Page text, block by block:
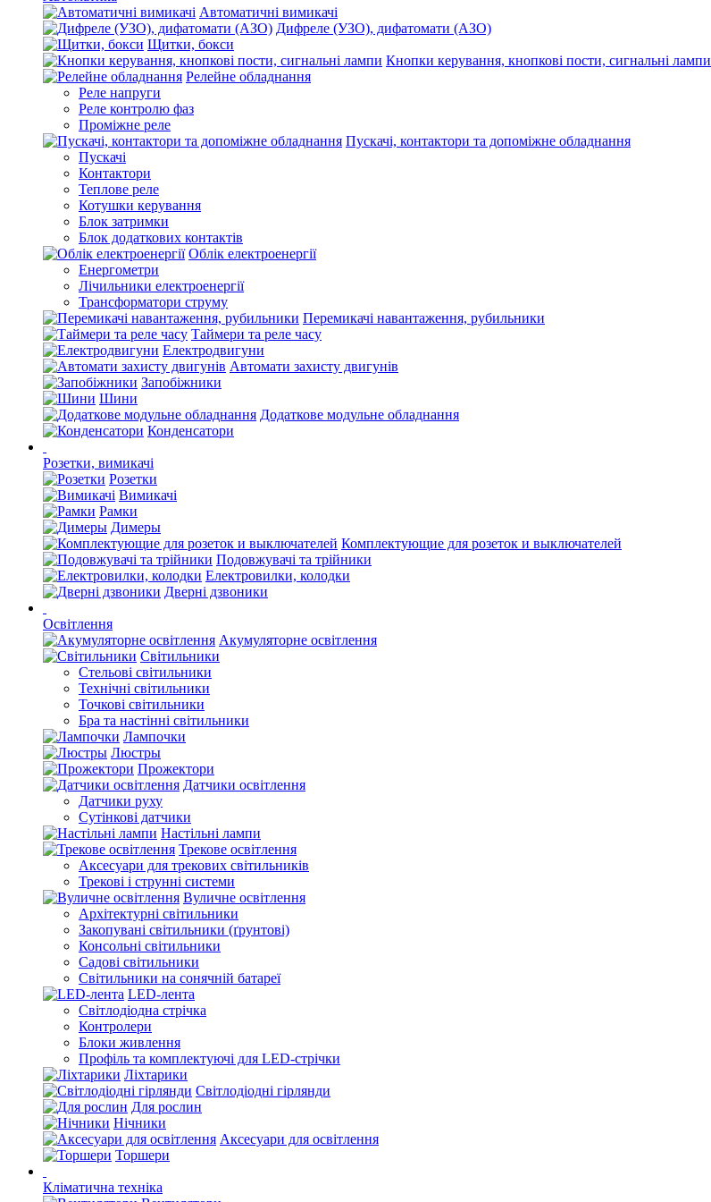
Автоматичні вимикачі
Дифреле (УЗО), дифатомати (АЗО)
Щитки, бокси
Кнопки керування, кнопкові пости, сигнальні лампи
Релейне обладнання
Реле напруги
Реле контролю фаз
Проміжне реле
Пускачі, контактори та допоміжне обладнання
Пускачі
Контактори
Теплове реле
Котушки керування
Блок затримки
Блок додаткових контактів
Облік електроенергії
Енергометри
Лічильники електроенергії
Трансформатори струму
Перемикачі навантаження, рубильники
Таймери та реле часу
Електродвигуни
Автомати захисту двигунів
Запобіжники
Шини
Додаткове модульне обладнання
Конденсатори
Розетки, вимикачі
Розетки
Вимикачі
Рамки
Димеры
Комплектующие для розеток и выключателей
Подовжувачі та трійники
Електровилки, колодки
Дверні дзвоники
Освітлення
Акумуляторне освітлення
Світильники
Стельові світильники
Технічні світильники
Точкові світильники
Бра та настінні світильники
Лампочки
Люстры
Прожектори
Датчики освітлення
Датчики руху
Сутінкові датчики
Настільні лампи
Трекове освітлення
Аксесуари для трекових світильників
Трекові і струнні системи
Вуличне освітлення
Архітектурні світильники
Закопувані світильники (ґрунтові)
Консольні світильники
Садові світильники
Світильники на сонячній батареї
LED-лента
Світлодіодна стрічка
Контролери
Блоки живлення
Профіль та комплектуючі для LED-стрічки
Ліхтарики
Світлодіодні гірлянди
Для рослин
Нічники
Аксесуари для освітлення
Торшери
Кліматична техніка